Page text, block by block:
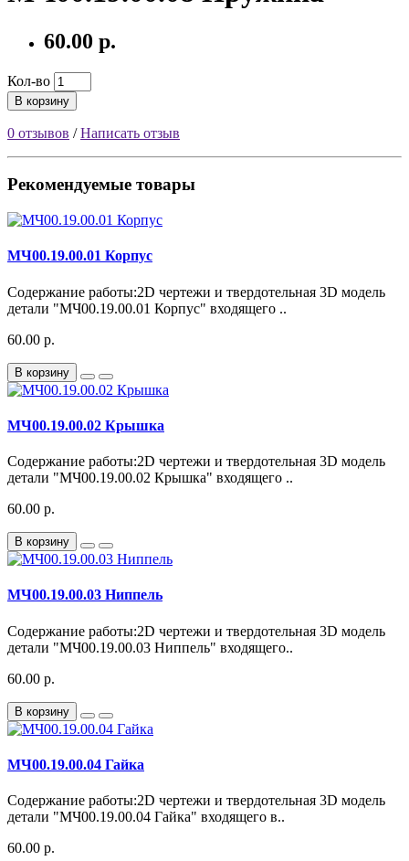
60.00 р.
Кол-во
В корзину
0 отзывов /Написать отзыв
Рекомендуемые товары
МЧ00.19.00.01 Корпус
Содержание работы:2D чертежи и твердотельная 3D модель
детали "МЧ00.19.00.01 Корпус" входящего ..
60.00 р.
В корзину
МЧ00.19.00.02 Крышка
Содержание работы:2D чертежи и твердотельная 3D модель
детали "МЧ00.19.00.02 Крышка" входящего ..
60.00 р.
В корзину
МЧ00.19.00.03 Ниппель
Содержание работы:2D чертежи и твердотельная 3D модель
детали "МЧ00.19.00.03 Ниппель" входящего..
60.00 р.
В корзину
МЧ00.19.00.04 Гайка
Содержание работы:2D чертежи и твердотельная 3D модель
детали "МЧ00.19.00.04 Гайка" входящего в..
60.00 р.